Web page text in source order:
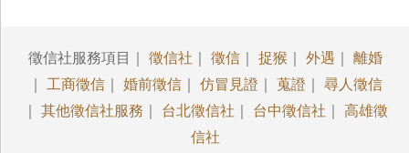
徵信社服務項目｜ 徵信社 徵信 捉猴 外遇
離婚
工商徵信 婚前徵信 仿冒見證 蒐證
尋人徵信
其他徵信社服務 台北徵信社 台中徵信社
高雄徵
信社